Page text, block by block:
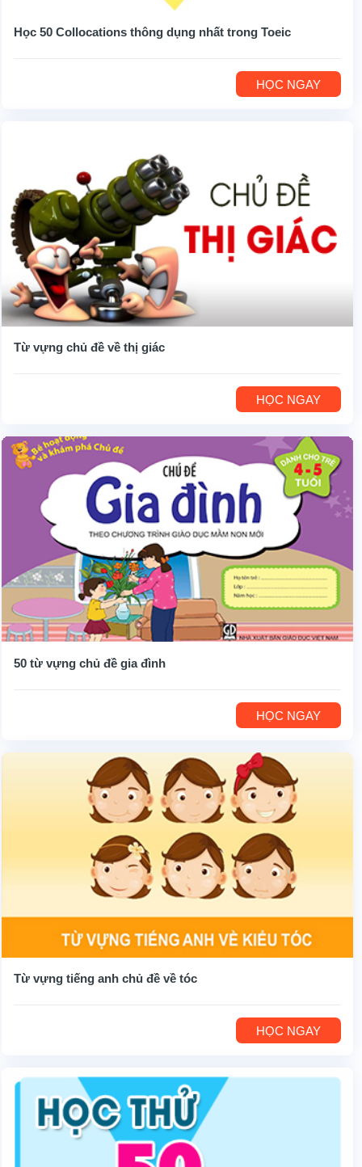
Học 50 Collocations thông dụng nhất trong Toeic
HỌC NGAY
Từ vựng chủ đề về thị giác
HỌC NGAY
50 từ vựng chủ đề gia đình
HỌC NGAY
Từ vựng tiếng anh chủ đề về tóc
HỌC NGAY